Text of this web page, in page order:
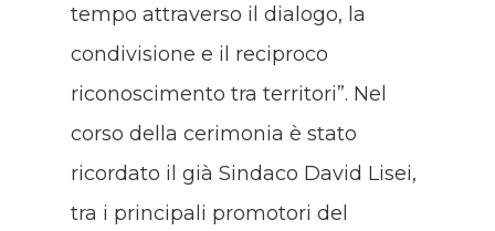
tempo attraverso il dialogo, la
condivisione e il reciproco
riconoscimento tra territori”. Nel
corso della cerimonia è stato
ricordato il già Sindaco David Lisei,
tra i principali promotori del